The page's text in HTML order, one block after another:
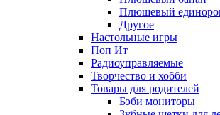
Плюшевый
Другое
Настольные игры
Поп Ит
Радиоуправляемые
Творчество и хобби
Товары для родителей
Бэби мониторы